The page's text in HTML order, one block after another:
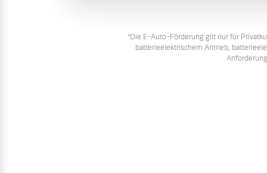
*Die E‑Auto-Förderung gilt nur für
batterieelektrischem Antrieb,